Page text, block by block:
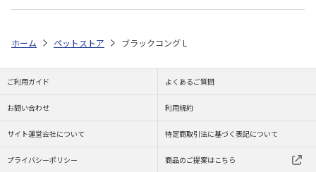
ホーム ペットストア ブラックコング L
ご利用ガイド よくあるご質問
お問い合わせ 利用規約
サイト運営会社について 特定商取引法に基づく表記について
プライバシーポリシー 商品のご提案はこちら